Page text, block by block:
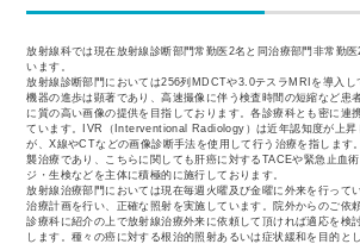
放射線科では現在放射線診断部⾨常勤医2名と同治療部⾨⾮常勤
います。
放射線診断部⾨においては256列MDCTや3.0テスラMRIを導⼊し
機器の進歩は顕著であり、⾼速撮像に伴う検査時間の短縮など患
に質の⾼い画像の提供を⽬指しております。各診療科とも密に連
ています。IVR（Interventional Radiology）は近年認知度が上昇
が、X線やCTなどの画像診断⼿法を使⽤して⾏う治療を指します
襲治療であり、こちらに関しても肝癌に対するTACEや緊急⽌⾎
ジ・⽣検などを主体に積極的に施⾏しております。
放射線治療部⾨においては現在毎週⽕曜及び⾦曜に外来を⾏って
治療計画を⾏い、正確な照射を実施しています。院外からのご依
診療科に紹介の上で放射線治療外来に依頼して頂ければ適応を検
します。種々の癌に対する根治的照射あるいは症状緩和を⽬的と